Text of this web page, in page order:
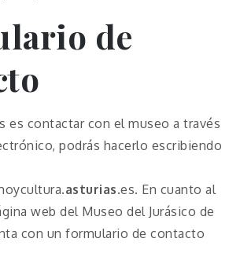
de
es contactar con el museo a través
podrás hacerlo escribiendo
asturias.es. En cuanto al
web del Museo del Jurásico de
con un formulario de contacto